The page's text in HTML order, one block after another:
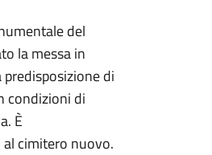
del
la messa in
di
condizioni di
È
al cimitero nuovo.